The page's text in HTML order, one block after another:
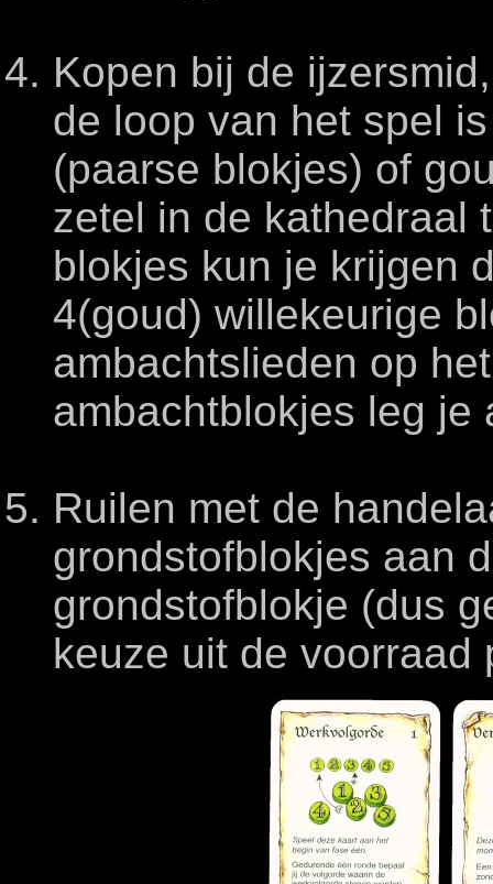
Kopen bij de
de loop van het spel
(paarse blokjes) of
zetel in de kathedraal
blokjes kun je krijgen
4(goud) willekeurige
ambachtslieden op
ambachtblokjes leg je
Ruilen met de
grondstofblokjes aan
grondstofblokje (dus
keuze uit de voorraad